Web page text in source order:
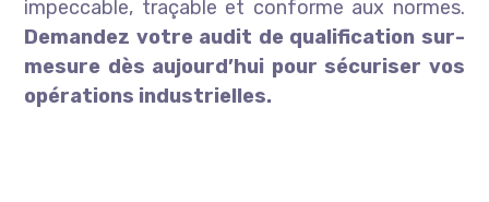
impeccable, traçable et conforme aux normes.
Demandez votre audit de qualification sur-
mesure dès aujourd’hui pour sécuriser vos
opérations industrielles.